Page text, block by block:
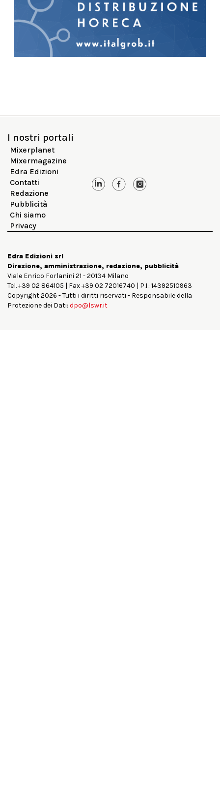
I nostri portali
Mixerplanet
Mixermagazine
Edra Edizioni
Contatti
Redazione
Pubblicità
Chi siamo
Privacy
Edra Edizioni srl
Direzione, amministrazione, redazione, pubblicità
Viale Enrico Forlanini 21 - 20134 Milano
Tel. +39 02 864105 | Fax +39 02 72016740 | P.I.: 14392510963
Copyright 2026 - Tutti i diritti riservati - Responsabile della
Protezione dei Dati: dpo@lswr.it